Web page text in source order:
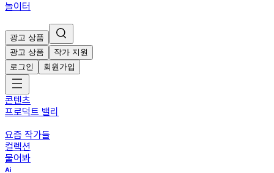
놀이터
광고 상품
광고 상품
작가 지원
로그인
회원가입
콘텐츠
프로덕트 밸리
요즘 작가들
컬렉션
물어봐